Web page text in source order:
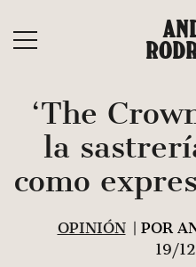
contenido
‘The
la
como
OPINIÓN
| POR
19/